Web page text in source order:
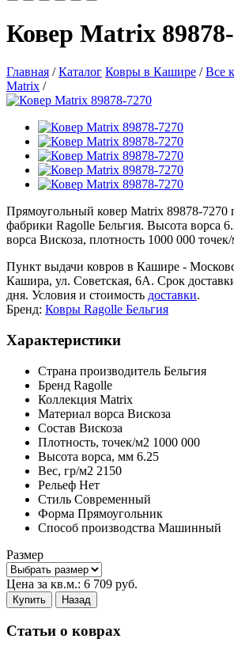
Ковер Matrix
Главная / Каталог Ковры в Кашире / Все
Matrix /
Прямоугольный ковер Matrix 89878-7270
фабрики Ragolle Бельгия. Высота ворса
ворса Вискоза, плотность 1000 000
Пункт выдачи ковров в Кашире -
Кашира, ул. Советская, 6А. Срок
дня. Условия и стоимость доставки.
Бренд: Ковры Ragolle Бельгия
Характеристики
Страна производитель Бельгия
Бренд Ragolle
Коллекция Matrix
Материал ворса Вискоза
Состав Вискоза
Плотность, точек/м2 1000 000
Высота ворса, мм 6.25
Вес, гр/м2 2150
Рельеф Нет
Стиль Современный
Форма Прямоугольник
Способ производства Машинный
Размер
Цена за кв.м.: 6 709 руб.
Купить Назад
Статьи о коврах